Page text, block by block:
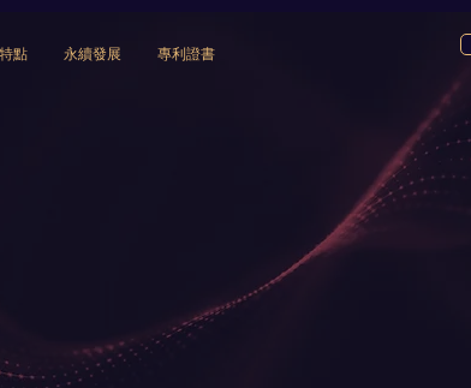
點 永續發展 專利證書